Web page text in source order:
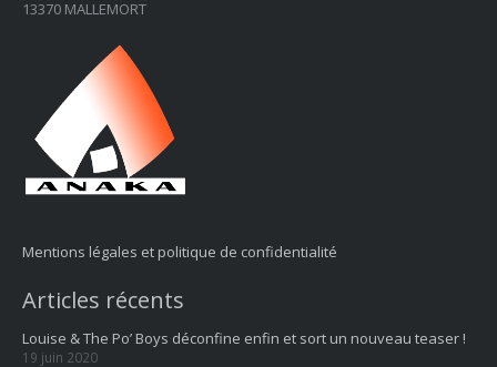
13370 MALLEMORT
Mentions légales et politique de confidentialité
Articles récents
Louise & The Po’ Boys déconfine enfin et sort un nouveau teaser !
19 juin 2020